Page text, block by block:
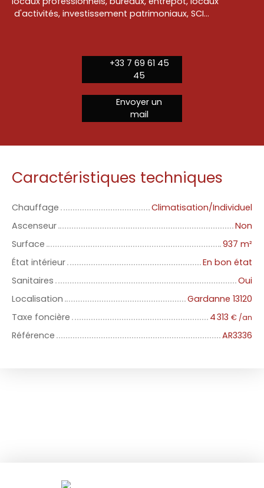
d'activités, investissement patrimoniaux, SCI...
+33 7 69 61 45
45
Envoyer un
mail
Caractéristiques techniques
Chauffage
Climatisation/Individuel
Ascenseur
Non
Surface
937 m²
État intérieur
En bon état
Sanitaires
Oui
Localisation
Gardanne 13120
Taxe foncière
4 313 € /an
Référence AR3336